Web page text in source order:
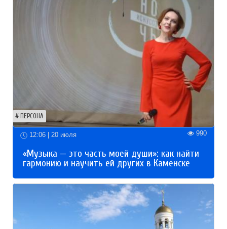
ПЕРСОНА
12:06 | 20 июля 990
«Музыка — это часть моей души»: как найти
гармонию и научить ей других в Каменске